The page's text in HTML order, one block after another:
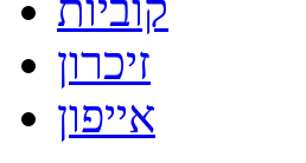
זיכרון
אייפון